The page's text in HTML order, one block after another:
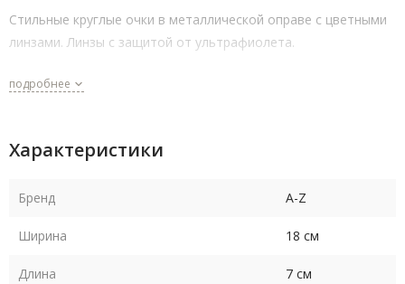
Стильные круглые очки в металлической оправе с цветными
линзами. Линзы с защитой от ультрафиолета.
подробнее
Характеристики
Бренд A-Z
Ширина 18 см
Длина 7 см